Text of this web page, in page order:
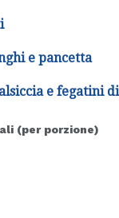
e pancetta
e fegatini
(per porzione)